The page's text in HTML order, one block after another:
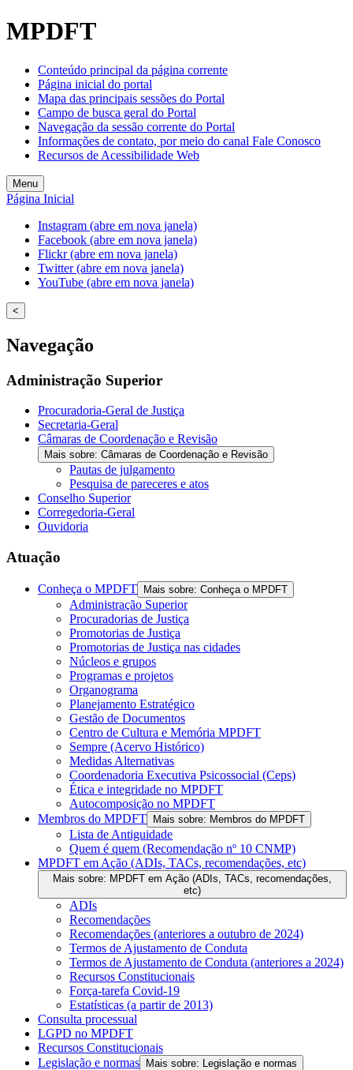
MPDFT
Conteúdo principal da página corrente
Página inicial do portal
Mapa das principais sessões do Portal
Campo de busca geral do Portal
Navegação da sessão corrente do Portal
Informações de contato, por meio do canal Fale Conosco
Recursos de Acessibilidade Web
Menu
Página Inicial
Instagram (abre em nova janela)
Facebook (abre em nova janela)
Flickr (abre em nova janela)
Twitter (abre em nova janela)
YouTube (abre em nova janela)
<
Navegação
Administração Superior
Procuradoria-Geral de Justiça
Secretaria-Geral
Câmaras de Coordenação e Revisão
Mais sobre: Câmaras de Coordenação e Revisão
Pautas de julgamento
Pesquisa de pareceres e atos
Conselho Superior
Corregedoria-Geral
Ouvidoria
Atuação
Conheça o MPDFT Mais sobre: Conheça o MPDFT
Administração Superior
Procuradorias de Justiça
Promotorias de Justiça
Promotorias de Justiça nas cidades
Núcleos e grupos
Programas e projetos
Organograma
Planejamento Estratégico
Gestão de Documentos
Centro de Cultura e Memória MPDFT
Sempre (Acervo Histórico)
Medidas Alternativas
Coordenadoria Executiva Psicossocial (Ceps)
Ética e integridade no MPDFT
Autocomposição no MPDFT
Membros do MPDFT
Mais sobre: Membros do MPDFT
Lista de Antiguidade
Quem é quem (Recomendação nº 10 CNMP)
MPDFT em Ação (ADIs, TACs, recomendações, etc)
Mais sobre: MPDFT em Ação (ADIs, TACs, recomendações,
etc)
ADIs
Recomendações
Recomendações (anteriores a outubro de 2024)
Termos de Ajustamento de Conduta
Termos de Ajustamento de Conduta (anteriores a 2024)
Recursos Constitucionais
Força-tarefa Covid-19
Estatísticas (a partir de 2013)
Consulta processual
LGPD no MPDFT
Recursos Constitucionais
Legislação e normas
Mais sobre: Legislação e normas